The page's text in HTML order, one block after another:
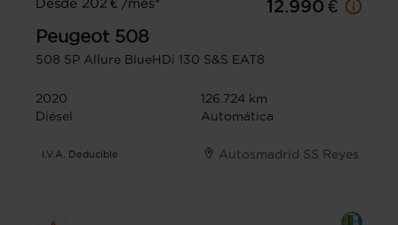
Desde 202 € /mes*
12.990 €
Peugeot 508
508 5P Allure BlueHDi 130 S&S EAT8
2020
126.724 km
Diésel
Automática
I.V.A. Deducible Autosmadrid SS Reyes